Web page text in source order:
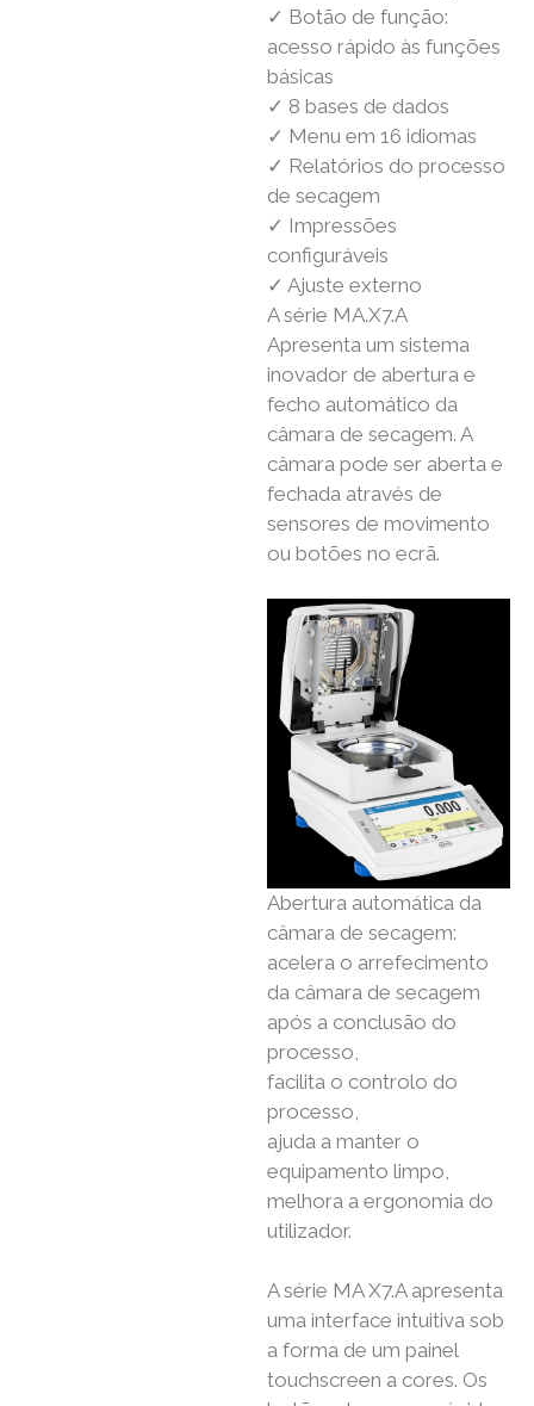
✓ Botão de função:
acesso rápido às funções
básicas
✓ 8 bases de dados
✓ Menu em 16 idiomas
✓ Relatórios do processo
de secagem
✓ Impressões
configuráveis
✓ Ajuste externo
A série MA.X7.A
Apresenta um sistema
inovador de abertura e
fecho automático da
câmara de secagem. A
câmara pode ser aberta e
fechada através de
sensores de movimento
ou botões no ecrã.
Abertura automática da
câmara de secagem:
acelera o arrefecimento
da câmara de secagem
após a conclusão do
processo,
facilita o controlo do
processo,
ajuda a manter o
equipamento limpo,
melhora a ergonomia do
utilizador.
A série MA X7.A apresenta
uma interface intuitiva sob
a forma de um painel
touchscreen a cores. Os